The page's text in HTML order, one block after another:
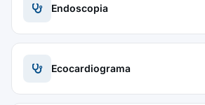
Endoscopia
Ecocardiograma